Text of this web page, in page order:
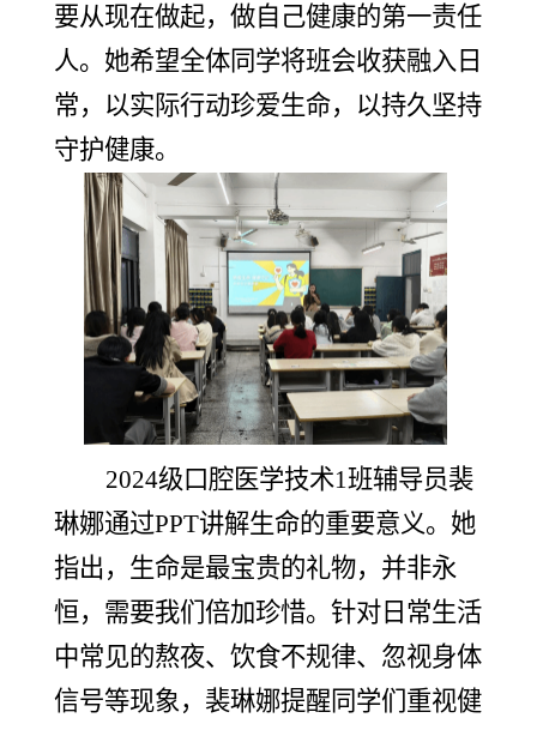
要从现在做起，做自己健康的第一责任
人。她希望全体同学将班会收获融入日
常，以实际行动珍爱生命，以持久坚持
守护健康。
2024级口腔医学技术1班辅导员裴
琳娜通过PPT讲解生命的重要意义。她
指出，生命是最宝贵的礼物，并非永
恒，需要我们倍加珍惜。针对日常生活
中常见的熬夜、饮食不规律、忽视身体
信号等现象，裴琳娜提醒同学们重视健